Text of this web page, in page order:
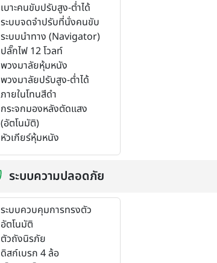
เบาะคนขับปรับสูง-ต่ำได้
ระบบจดจำปรับที่นั่งคนขับ
ระบบนำทาง (Navigator)
ปลั๊กไฟ 12 โวลท์
พวงมาลัยหุ้มหนัง
พวงมาลัยปรับสูง-ต่ำได้
ภายในโทนสีดำ
กระจกมองหลังตัดแสง
(อัตโนมัติ)
หัวเกียร์หุ้มหนัง
ระบบความปลอดภัย
ระบบควบคุมการทรงตัว
อัตโนมัติ
ตัวถังนิรภัย
ดิสก์เบรก 4 ล้อ